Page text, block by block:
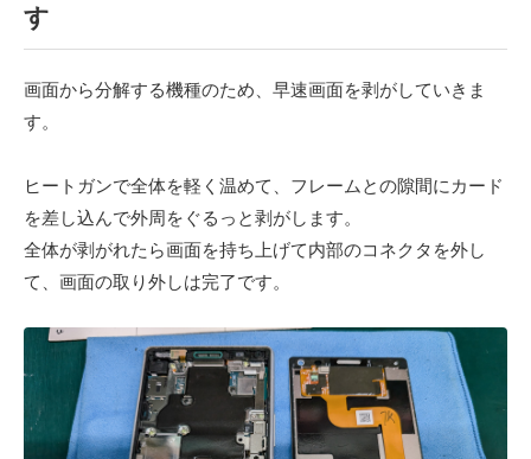
す
画面から分解する機種のため、早速画面を剥がしていきま
す。
ヒートガンで全体を軽く温めて、フレームとの隙間にカード
を差し込んで外周をぐるっと剥がします。
全体が剥がれたら画面を持ち上げて内部のコネクタを外し
て、画面の取り外しは完了です。